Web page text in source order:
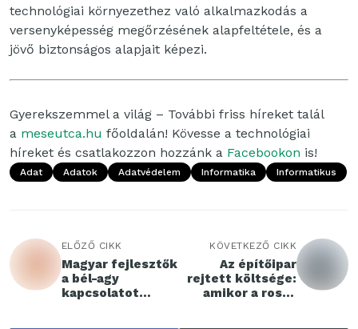
technológiai környezethez való alkalmazkodás a
versenyképesség megőrzésének alapfeltétele, és a
jövő biztonságos alapjait képezi.
Gyerekszemmel a világ – További friss híreket talál
a meseutca.hu főoldalán! Kövesse a technológiai
híreket és csatlakozzon hozzánk a Facebookon is!
Adat Adatok Adatvédelem Informatika Informatikus
ELŐZŐ CIKK
Magyar fejlesztők
a bél-agy
kapcsolatot
KÖVETKEZŐ CIKK
Az építőipar
rejtett költsége:
amikor a rossz